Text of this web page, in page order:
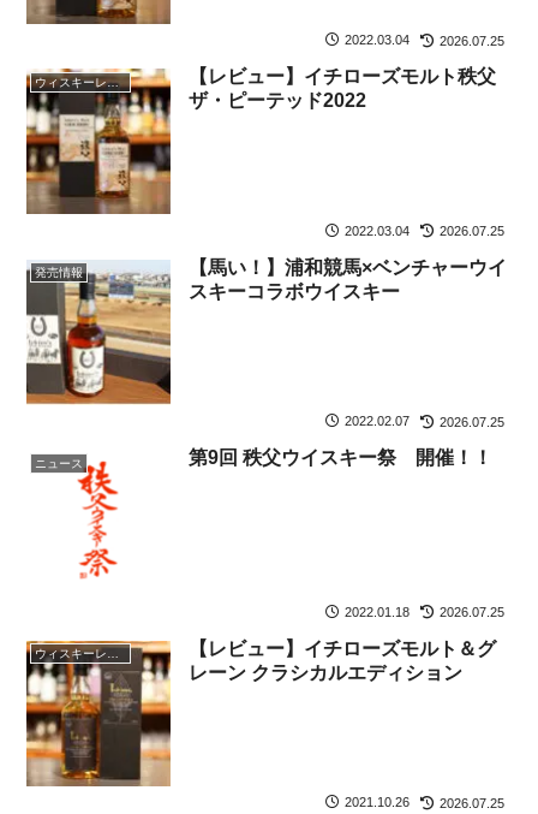
2022.03.04 2026.07.25
ウィスキーレビュー
【レビュー】イチローズモルト秩父
ザ・ピーテッド2022
2022.03.04 2026.07.25
発売情報
【馬い！】浦和競馬×ベンチャーウイ
スキーコラボウイスキー
2022.02.07 2026.07.25
ニュース 第9回 秩父ウイスキー祭 開催！！
2022.01.18 2026.07.25
【レビュー】イチローズモルト＆グ
レーン クラシカルエディション
2021.10.26 2026.07.25